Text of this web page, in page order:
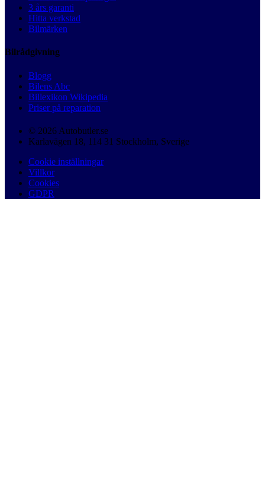
3 års garanti
Hitta verkstad
Bilmärken
Bilrådgivning
Blogg
Bilens Abc
Billexikon Wikipedia
Priser på reparation
© 2026 Autobutler.se
Karlavägen 18, 114 31 Stockholm, Sverige
Cookie inställningar
Villkor
Cookies
GDPR